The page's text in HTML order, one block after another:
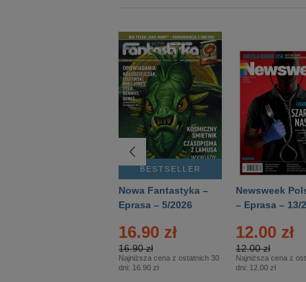
BESTSELLER
Nowa Fantastyka –
Eprasa – 5/2026
16.90 zł
16.90 zł
Najniższa cena z ostatnich 30
dni: 16.90 zł
Newsweek
– Eprasa – 13/
12.00 zł
12.00 zł
Najniższa cena z
dni: 12.00 zł